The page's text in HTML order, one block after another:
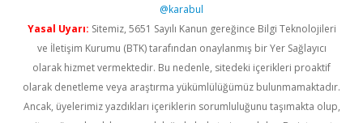
@karabul
Yasal Uyarı: Sitemiz, 5651 Sayılı Kanun gereğince Bilgi Teknolojileri
ve İletişim Kurumu (BTK) tarafından onaylanmış bir Yer Sağlayıcı
olarak hizmet vermektedir. Bu nedenle, sitedeki içerikleri proaktif
olarak denetleme veya araştırma yükümlülüğümüz bulunmamaktadır.
Ancak, üyelerimiz yazdıkları içeriklerin sorumluluğunu taşımakta olup,